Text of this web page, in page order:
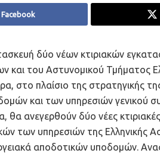
δύο νέων κτιριακών
και του Αστυνομικού Τμήματος
στο πλαίσιο της στρατηγικής
και των υπηρεσιών γενικού
θα ανεγερθούν δύο νέες
των υπηρεσιών της Ελληνικής
αποδοτικών υποδομών.